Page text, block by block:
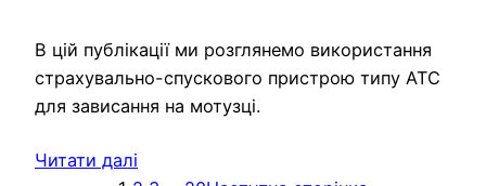
В цій публікації ми розглянемо використання
страхувально-спускового пристрою типу ATC
для зависання на мотузці.
Читати далі